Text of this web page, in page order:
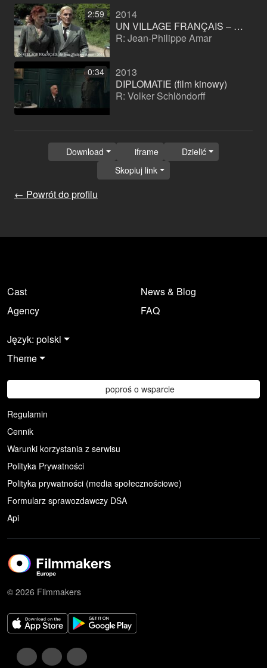
2:59
2014
UN VILLAGE FRANÇAIS – Überleben unter deutscher Besatzung (serial telewizyjny)
R: Jean-Philippe Amar
0:34
2013
DIPLOMATIE (film kinowy)
R: Volker Schlöndorff
← Powrót do profilu
Download iframe
Dzielić
Skopiuj link
Cast
Agency
News & Blog
FAQ
Język: polski
Theme
poproś o wsparcie
Regulamin
Cennik
Warunki korzystania z serwisu
Polityka Prywatności
Polityka prywatności (media społecznościowe)
Formularz sprawozdawczy DSA
Api
© 2026 Filmmakers